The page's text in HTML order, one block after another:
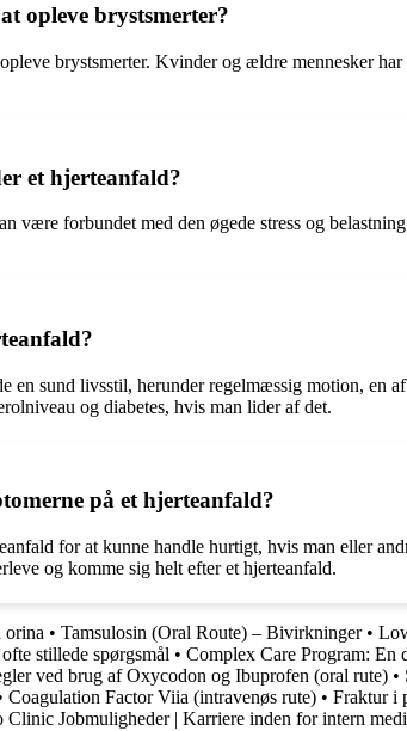
opleve brystsmerter?
brystsmerter. Kvinder og ældre mennesker
et hjerteanfald?
være forbundet med den øgede stress og
en sund livsstil, herunder regelmæssig motion, en
og diabetes, hvis man lider af det.
på et hjerteanfald?
for at kunne handle hurtigt, hvis man eller
og komme sig helt efter et hjerteanfald.
orina • Tamsulosin (Oral Route) – Bivirkninger•
stillede spørgsmål • Complex Care Program: En
ved brug af Oxycodon og Ibuprofen (oral rute) •
Coagulation Factor Viia (intravenøs rute) • Fraktur i
Clinic Jobmuligheder | Karriere inden for intern